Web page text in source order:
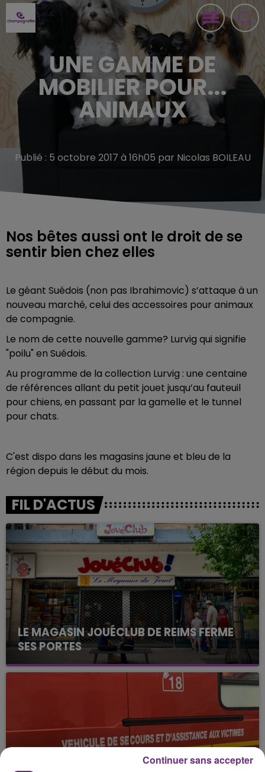
UNE GAMME DE
MOBILIER POUR...
ANIMAUX
Publié : 5 octobre 2017 à 16h05 par Nicolas BOILEAU
Nos bêtes aussi ont le droit de se
sentir bien chez elles
Le géant Suédois (non pas Ibrahimovic) s’attaque à un
nouveau marché, celui des accessoires pour animaux
de compagnie.
Le nom de cette nouvelle gamme? Lurvig qui signifie
"poilu" en Suédois.
Au programme de la collection Lurvig : une centaine
de références allant du petit jouet jusqu’au fauteuil
pour chiens, en passant par la gamelle et le tunnel
pour chats.
C'est dispo dans les magasins jaune et bleu de la
région depuis le début du mois.
FIL D'ACTUS
LE MAGASIN JOUÉCLUB DE REIMS FERME
SES PORTES
C'était l'une des institutions du centre-ville
rémois. Le magasin JouéClub est contraint de
Continuer sans accepter